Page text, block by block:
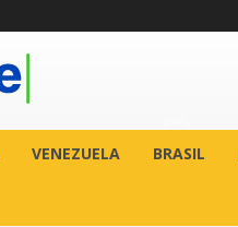
VENEZUELA BRASIL